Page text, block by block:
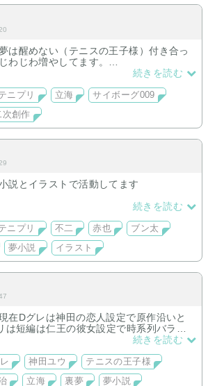
は醒めない（テニスの王子様）付き合っ
わじわ増やしてます。
吉）
比嘉（甲斐）
不動峰（伊武）
れない（サイボーグ009）
娘です。年齢もまちまち。
たり002と恋愛をしてた過去があった
続きを読む
ニプリ 立海
サイボーグ009
次創作
説とイラストで活動してます
、ホスト夢三部作
編
イン、トップモデル)
続きを読む
ニプリ 不二 赤也
ブン太
夢小説 イラスト
在Dグレは神田の恋人設定で原作沿いと
は短編は仁王の彼女設定で時系列バラバ
有)。仁王と夢主カップルで未来パロ始め
な連載完結。基本愛され夢主で甘々/溺愛
続きを読む
神田ユウ
テニスの王子様
立海 裏夢
夢小説